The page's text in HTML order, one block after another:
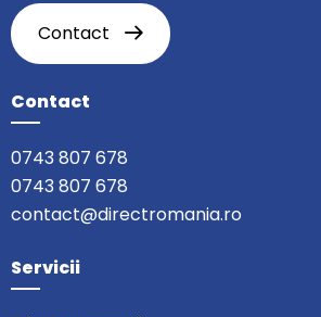
Contact
Contact
0743 807 678
0743 807 678
contact@directromania.ro
Servicii